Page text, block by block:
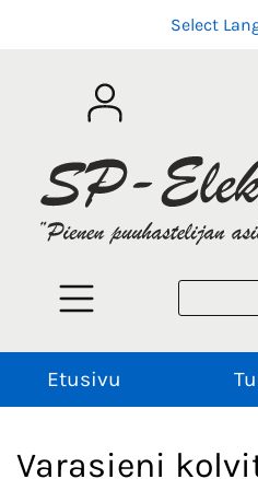
Select
Etusivu
Varasieni